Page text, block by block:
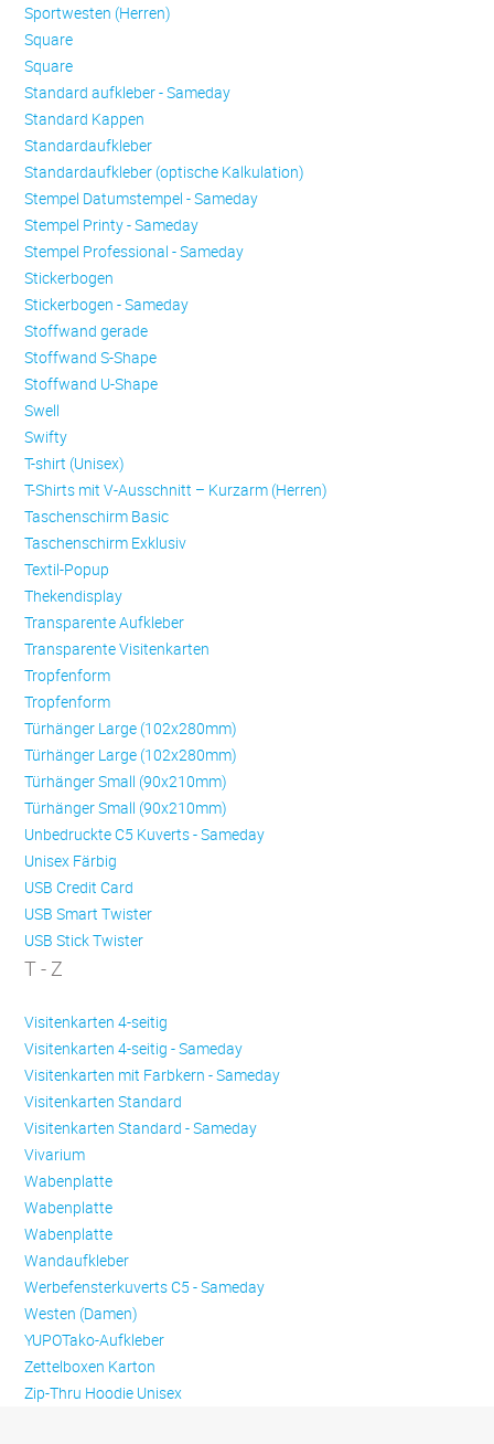
Sportwesten (Herren)
Square
Square
Standard aufkleber - Sameday
Standard Kappen
Standardaufkleber
Standardaufkleber (optische Kalkulation)
Stempel Datumstempel - Sameday
Stempel Printy - Sameday
Stempel Professional - Sameday
Stickerbogen
Stickerbogen - Sameday
Stoffwand gerade
Stoffwand S-Shape
Stoffwand U-Shape
Swell
Swifty
T-shirt (Unisex)
T-Shirts mit V-Ausschnitt – Kurzarm (Herren)
Taschenschirm Basic
Taschenschirm Exklusiv
Textil-Popup
Thekendisplay
Transparente Aufkleber
Transparente Visitenkarten
Trop­fen­form
Trop­fen­form
Türhänger Large (102x280mm)
Türhänger Large (102x280mm)
Türhänger Small (90x210mm)
Türhänger Small (90x210mm)
Unbedruckte C5 Kuverts - Sameday
Unisex Färbig
USB Credit Card
USB Smart Twister
USB Stick Twister
T - Z
Visitenkarten 4-seitig
Visitenkarten 4-seitig - Sameday
Visitenkarten mit Farbkern - Sameday
Visitenkarten Standard
Visitenkarten Standard - Sameday
Vivarium
Wabenplatte
Wabenplatte
Wabenplatte
Wandaufkleber
Werbefensterkuverts C5 - Sameday
Westen (Damen)
YUPOTako-Aufkleber
Zettelboxen Karton
Zip-Thru Hoodie Unisex